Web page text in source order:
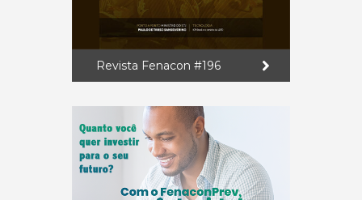
Revista Fenacon #196